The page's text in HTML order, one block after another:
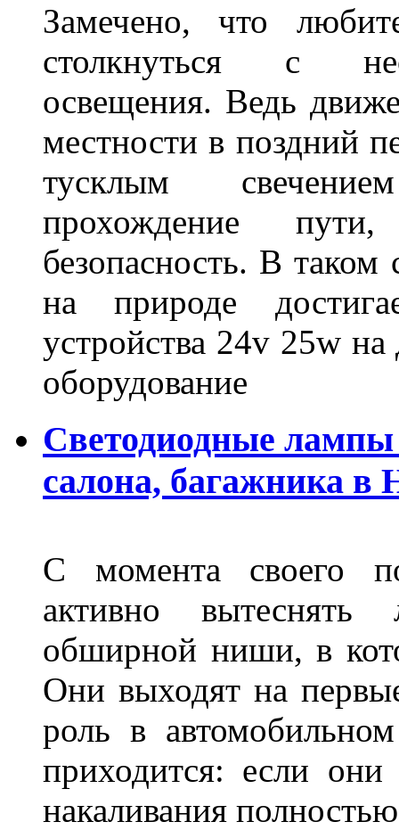
Замечено, что
столкнуться с
освещения. Ведь
местности в поздний
тусклым
прохождение
безопасность. В
на природе
устройства 24v 25w
оборудование
Светодиодные лампы
салона, багажника в
С момента своего
активно
обширной ниши, в
Они выходят на
роль в
приходится: если
накаливания